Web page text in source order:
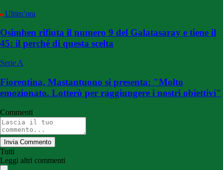
Ultim’ora
Osimhen rifiuta il numero 9 del Galatasaray e tiene il
45: il perché di questa scelta
Serie A
Fiorentina, Mastantuono si presenta: "Molto
emozionato. Lotterò per raggiungere i nostri obiettivi"
Commenti
Invia Commento
Tutti
Leggi altri commenti